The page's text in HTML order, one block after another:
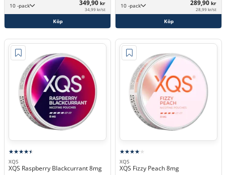
10 -pack 349,90 kr
34,99 kr/st
Köp
10 -pack 289,90 kr
28,99 kr/st
Köp
XQS
XQS Raspberry Blackcurrant 8mg
XQS
XQS Fizzy Peach 8mg